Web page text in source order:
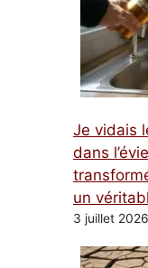
Je vidais
dans
un
3 juillet 2026